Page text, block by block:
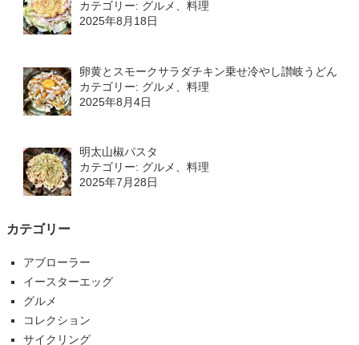
カテゴリー: グルメ、料理
2025年8月18日
卵黄とスモークサラダチキン乗せ冷やし讃岐うどん
カテゴリー: グルメ、料理
2025年8月4日
明太山椒パスタ
カテゴリー: グルメ、料理
2025年7月28日
カテゴリー
アブローラー
イースターエッグ
グルメ
コレクション
サイクリング